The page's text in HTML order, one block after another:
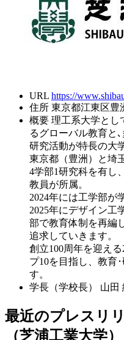
URL https://
住所 東京都江東区豊
概要 理工系大学とし
るグローバル教育と
研究活動が特長の大
東京都（豊洲）と埼
4学部1研究科を有し
教員が所属。
2024年には工学部が
2025年にデザイン工
部で教育体制を再編
追求していきます。
創立100周年を迎え
プ10を目指し、教育
す。
学長（学校長）
山田
最近のプレスリ
（芝浦工業大学）